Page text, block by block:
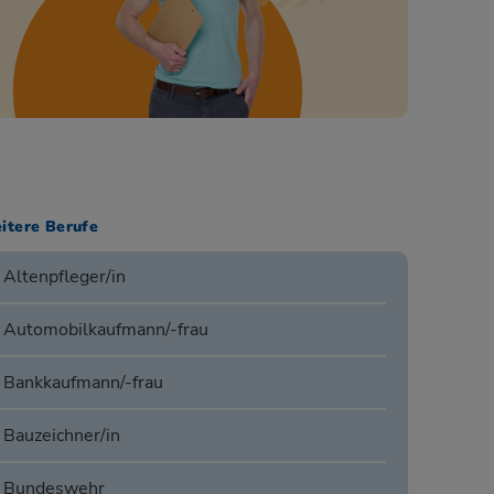
Berufe
Altenpfleger/in
Automobilkaufmann/-frau
Bankkaufmann/-frau
Bauzeichner/in
Bundeswehr